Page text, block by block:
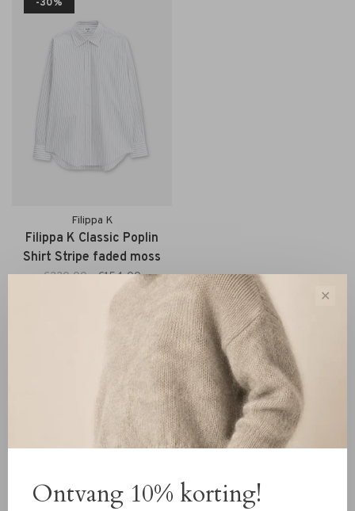
-30%
Filippa K
Filippa K Classic Poplin
Shirt Stripe faded moss
€220,00 €154,00
Sorteren op:
Toon 1 - 1 van 1
Kleding
✕
Ontvang 10% korting!